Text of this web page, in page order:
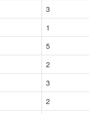
3
1
5
2
3
2